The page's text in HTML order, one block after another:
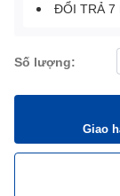
ĐỔI TRẢ 7
Số lượng:
Giao